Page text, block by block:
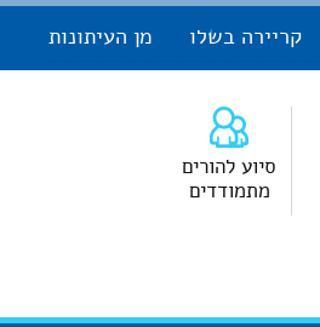
קריירה בשלו מן העיתונות
סיוע להורים
מתמודדים